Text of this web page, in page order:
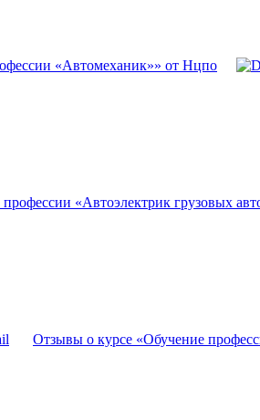
«Автомеханик»» от Нцпо
«Автоэлектрик грузовых
Отзывы о курсе «Обучение